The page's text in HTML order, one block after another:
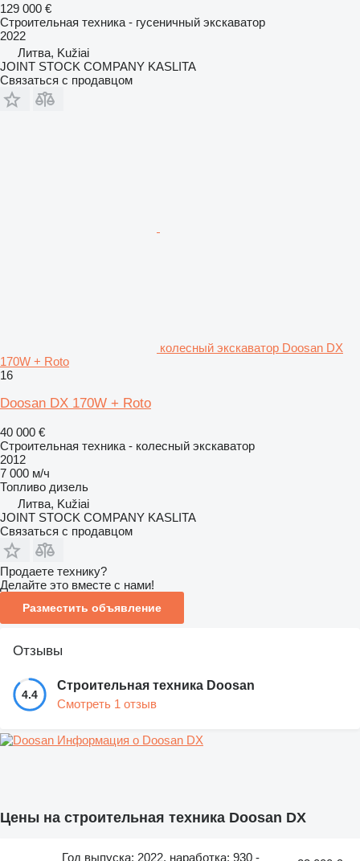
129 000 €
Строительная техника - гусеничный экскаватор
2022
Литва, Kužiai
JOINT STOCK COMPANY KASLITA
Связаться с продавцом
колесный экскаватор Doosan DX
170W + Roto
16
Doosan DX 170W + Roto
40 000 €
Строительная техника - колесный экскаватор
2012
7 000 м/ч
Топливо дизель
Литва, Kužiai
JOINT STOCK COMPANY KASLITA
Связаться с продавцом
Продаете технику?
Делайте это вместе с нами!
Разместить объявление
Отзывы
4.4
Строительная техника Doosan
Смотреть 1 отзыв
Информация о Doosan DX
Цены на строительная техника Doosan DX
Год выпуска: 2022, наработка: 930 -